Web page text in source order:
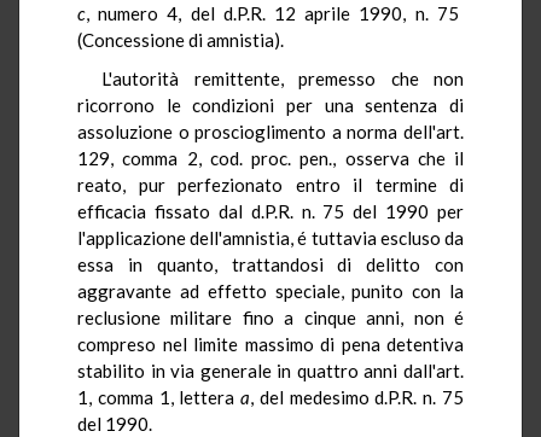
c, numero 4, del d.P.R. 12 aprile 1990, n. 75
(Concessione di amnistia).
L'autorità remittente, premesso che non
ricorrono le condizioni per una sentenza di
assoluzione o proscioglimento a norma dell'art.
129, comma 2, cod. proc. pen., osserva che il
reato, pur perfezionato entro il termine di
efficacia fissato dal d.P.R. n. 75 del 1990 per
l'applicazione dell'amnistia, é tuttavia escluso da
essa in quanto, trattandosi di delitto con
aggravante ad effetto speciale, punito con la
reclusione militare fino a cinque anni, non é
compreso nel limite massimo di pena detentiva
stabilito in via generale in quattro anni dall'art.
1, comma 1, letteraa, del medesimo d.P.R. n. 75
del 1990.